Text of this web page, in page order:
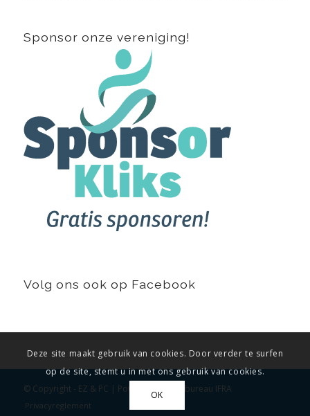
Sponsor onze vereniging!
Volg ons ook op Facebook
© Copyright - EZ & PC | Powered by Webbureau IFRA
Privacyreglement
Deze site maakt gebruik van cookies. Door verder te surfen
op de site, stemt u in met ons gebruik van cookies.
OK